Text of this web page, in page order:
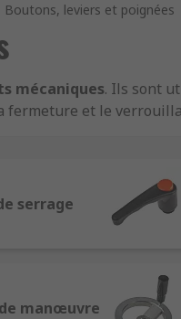
Boutons, leviers et poignées
mécaniques. Ils sont
et le
assurent un
une excellente
le plastique
tête sphérique ne
serrage
manœuvre